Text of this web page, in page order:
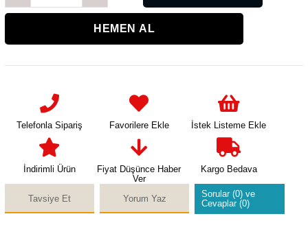
Telefonla Sipariş Favorilere Ekle İstek Listeme Ekle
İndirimli Ürün
Fiyat Düşünce Haber
Ver
Kargo Bedava
Tavsiye Et Yorum Yaz
Sorular (0) ve
Cevaplar (0)